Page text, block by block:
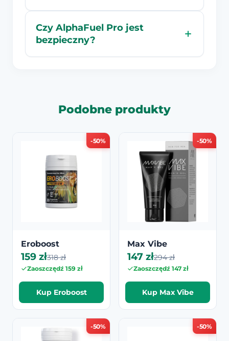
Czy AlphaFuel Pro jest
bezpieczny?
Podobne produkty
-50%
Eroboost
159 zł318 zł
Zaoszczędź 159 zł
Kup Eroboost
-50%
Max Vibe
147 zł294 zł
Zaoszczędź 147 zł
Kup Max Vibe
-50% -50%